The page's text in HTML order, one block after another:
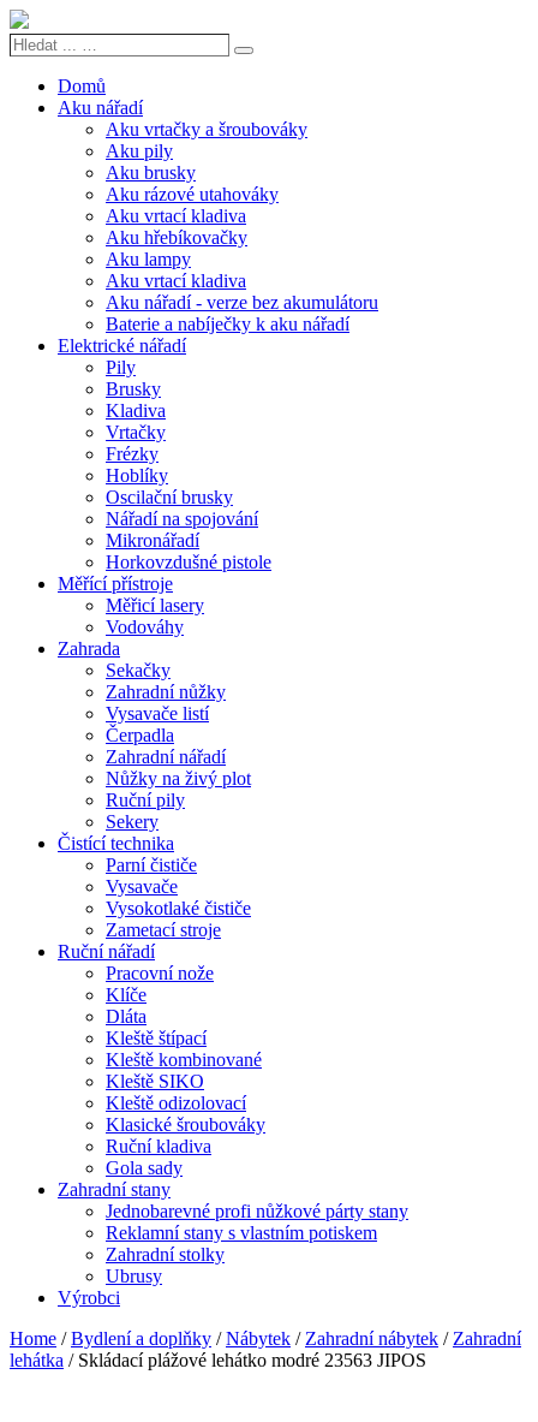
Hledat
Search
Domů
Aku nářadí
Aku vrtačky a šroubováky
Aku pily
Aku brusky
Aku rázové utahováky
Aku vrtací kladiva
Aku hřebíkovačky
Aku lampy
Aku vrtací kladiva
Aku nářadí - verze bez akumulátoru
Baterie a nabíječky k aku nářadí
Elektrické nářadí
Pily
Brusky
Kladiva
Vrtačky
Frézky
Hoblíky
Oscilační brusky
Nářadí na spojování
Mikronářadí
Horkovzdušné pistole
Měřící přístroje
Měřicí lasery
Vodováhy
Zahrada
Sekačky
Zahradní nůžky
Vysavače listí
Čerpadla
Zahradní nářadí
Nůžky na živý plot
Ruční pily
Sekery
Čistící technika
Parní čističe
Vysavače
Vysokotlaké čističe
Zametací stroje
Ruční nářadí
Pracovní nože
Klíče
Dláta
Kleště štípací
Kleště kombinované
Kleště SIKO
Kleště odizolovací
Klasické šroubováky
Ruční kladiva
Gola sady
Zahradní stany
Jednobarevné profi nůžkové párty stany
Reklamní stany s vlastním potiskem
Zahradní stolky
Ubrusy
Výrobci
Home /Bydlení a doplňky /Nábytek / Zahradní nábytek / Zahradní
lehátka / Skládací plážové lehátko modré 23563 JIPOS